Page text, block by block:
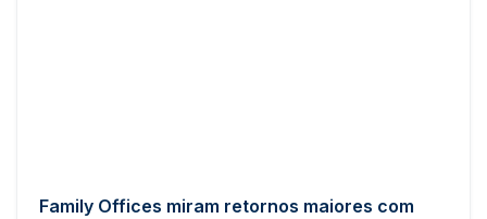
Family Offices miram retornos maiores com